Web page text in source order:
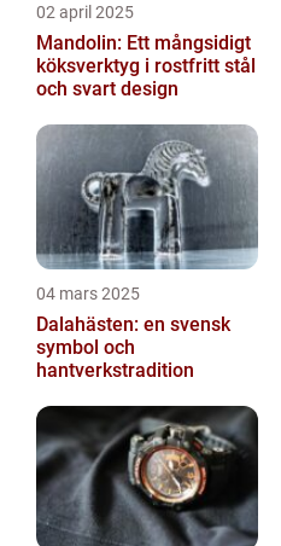
02 april 2025
Mandolin: Ett mångsidigt
köksverktyg i rostfritt stål
och svart design
04 mars 2025
Dalahästen: en svensk
symbol och
hantverkstradition